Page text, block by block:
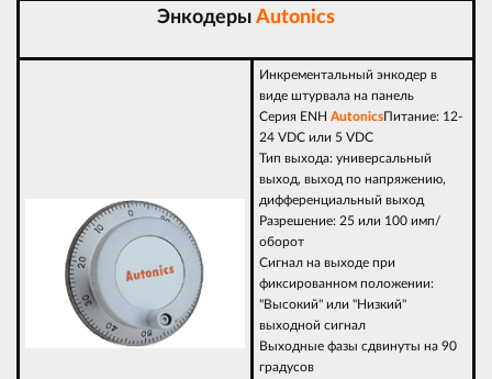
Энкодеры Autonics
Инкрементальный энкодер в
виде штурвала на панель
Серия ENH AutonicsПитание: 12-
24 VDC или 5 VDC
Тип выхода: универсальный
выход, выход по напряжению,
дифференциальный выход
Разрешение: 25 или 100 имп/
оборот
Сигнал на выходе при
фиксированном положении:
"Высокий" или "Низкий"
выходной сигнал
Выходные фазы сдвинуты на 90
градусов